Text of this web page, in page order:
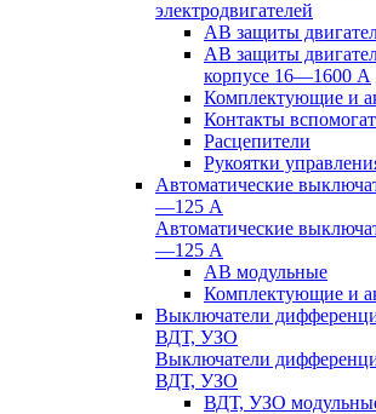
электродвигателей
АВ защиты
АВ защиты
корпусе 16—1600 А
Комплектующие и
Контакты
Расцепители
Рукоятки
Автоматические
—125 А
Автоматические
—125 А
АВ модульные
Комплектующие и
Выключатели
ВДТ, УЗО
Выключатели
ВДТ, УЗО
ВДТ, УЗО